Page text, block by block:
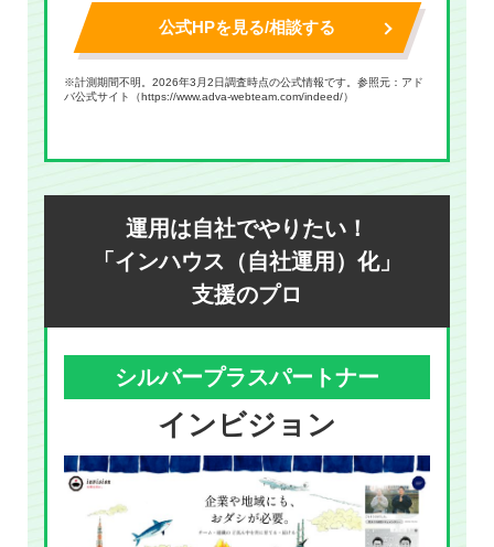
公式HPを見る/相談する
※計測期間不明。2026年3月2日調査時点の公式情報です。参照元：アド
バ公式サイト（https://www.adva-webteam.com/indeed/）
運用は自社でやりたい！
「インハウス（自社運用）化」
支援のプロ
シルバープラスパートナー
インビジョン